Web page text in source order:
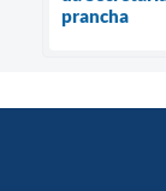
prancha